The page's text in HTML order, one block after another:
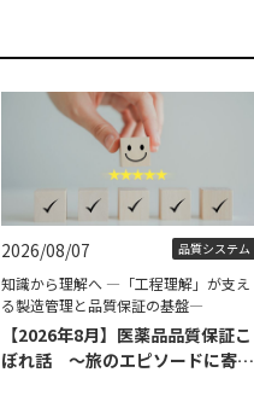
2026/08/07 品質システム
知識から理解へ ―「工程理解」が支え
る製造管理と品質保証の基盤―
【2026年8月】医薬品品質保証こ
ぼれ話 ～旅のエピソードに寄せ